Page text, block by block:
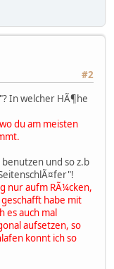
#2
In welcher HÃ¶he
du am meisten
benutzen und so z.b
nur aufm RÃ¼cken,
habe mit
es auch mal
aufsetzen, so
konnt ich so